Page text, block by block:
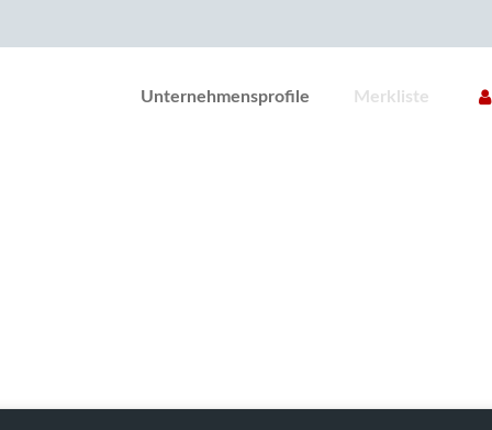
Unternehmensprofile Merkliste